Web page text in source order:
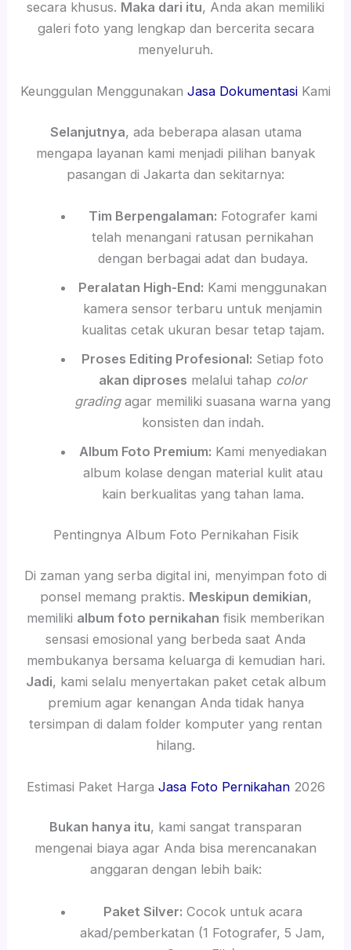
secara khusus. Maka dari itu, Anda akan memiliki
galeri foto yang lengkap dan bercerita secara
menyeluruh.
Keunggulan Menggunakan Jasa Dokumentasi Kami
Selanjutnya, ada beberapa alasan utama
mengapa layanan kami menjadi pilihan banyak
pasangan di Jakarta dan sekitarnya:
Tim Berpengalaman: Fotografer kami
telah menangani ratusan pernikahan
dengan berbagai adat dan budaya.
Peralatan High-End: Kami menggunakan
kamera sensor terbaru untuk menjamin
kualitas cetak ukuran besar tetap tajam.
Proses Editing Profesional: Setiap foto
akan diproses melalui tahap color
gradingagar memiliki suasana warna yang
konsisten dan indah.
Album Foto Premium: Kami menyediakan
album kolase dengan material kulit atau
kain berkualitas yang tahan lama.
Pentingnya Album Foto Pernikahan Fisik
Di zaman yang serba digital ini, menyimpan foto di
ponsel memang praktis. Meskipun demikian,
memiliki album foto pernikahan fisik memberikan
sensasi emosional yang berbeda saat Anda
membukanya bersama keluarga di kemudian hari.
Jadi, kami selalu menyertakan paket cetak album
premium agar kenangan Anda tidak hanya
tersimpan di dalam folder komputer yang rentan
hilang.
Estimasi Paket Harga Jasa Foto Pernikahan2026
Bukan hanya itu, kami sangat transparan
mengenai biaya agar Anda bisa merencanakan
anggaran dengan lebih baik:
Paket Silver: Cocok untuk acara
akad/pemberkatan (1 Fotografer, 5 Jam,